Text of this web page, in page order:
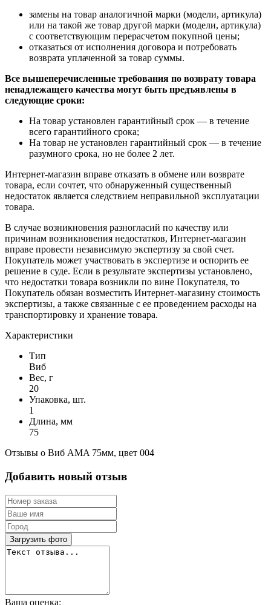
замены на товар аналогичной марки (модели, артикула)
или на такой же товар другой марки (модели, артикула)
с соответствующим перерасчетом покупной цены;
отказаться от исполнения договора и потребовать
возврата уплаченной за товар суммы.
Все вышеперечисленные требования по возврату товара
ненадлежащего качества могут быть предъявлены в
следующие сроки:
На товар установлен гарантийный срок — в течение
всего гарантийного срока;
На товар не установлен гарантийный срок — в течение
разумного срока, но не более 2 лет.
Интернет-магазин вправе отказать в обмене или возврате
товара, если сочтет, что обнаруженный существенный
недостаток является следствием неправильной эксплуатации
товара.
В случае возникновения разногласий по качеству или
причинам возникновения недостатков, Интернет-магазин
вправе провести независимую экспертизу за свой счет.
Покупатель может участвовать в экспертизе и оспорить ее
решение в суде. Если в результате экспертизы установлено,
что недостатки товара возникли по вине Покупателя, то
Покупатель обязан возместить Интернет-магазину стоимость
экспертизы, а также связанные с ее проведением расходы на
транспортировку и хранение товара.
Характеристики
Тип
Виб
Вес, г
20
Упаковка, шт.
1
Длина, мм
75
Отзывы о Виб AMA 75мм, цвет 004
Добавить новый отзыв
Загрузить фото
Ваша оценка: